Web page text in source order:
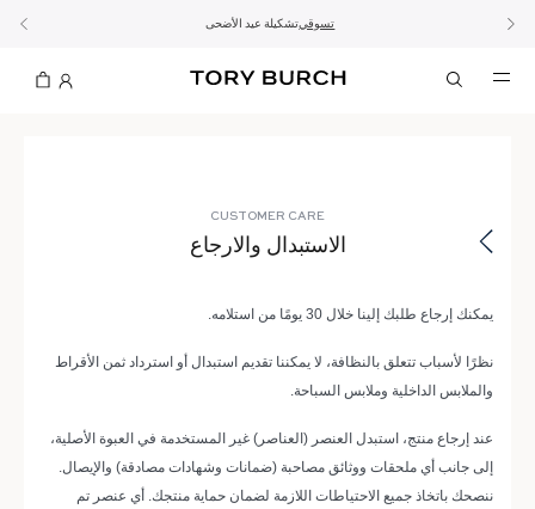
الموسم الجديد: إطلالات العمل تسوّقي التشكيلة تشكيلة عيد الأضحىتسوقي
الطلب الآن للتوصيل قبل العيد10% على أول طلب لك بقيمة 60 دينار كويتي أو أكثر
CUSTOMER CARE
الاستبدال والارجاع
يمكنك إرجاع طلبك إلينا خلال 30 يومًا من استلامه.
نظرًا لأسباب تتعلق بالنظافة، لا يمكننا تقديم استبدال أو استرداد ثمن الأقراط
والملابس الداخلية وملابس السباحة.
عند إرجاع منتج، استبدل العنصر (العناصر) غير المستخدمة في العبوة الأصلية،
إلى جانب أي ملحقات ووثائق مصاحبة (ضمانات وشهادات مصادقة) والإيصال.
ننصحك باتخاذ جميع الاحتياطات اللازمة لضمان حماية منتجك. أي عنصر تم